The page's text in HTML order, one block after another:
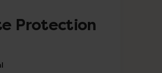
Protection